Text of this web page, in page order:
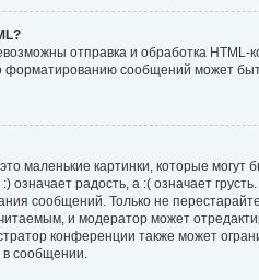
отправка и обработка
форматированию сообщений может
маленькие картинки, которые могут
означает радость, а :( означает
сообщений. Только не
и модератор может
конференции также может
сообщении.